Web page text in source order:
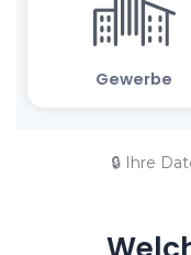
🔒 Ihre